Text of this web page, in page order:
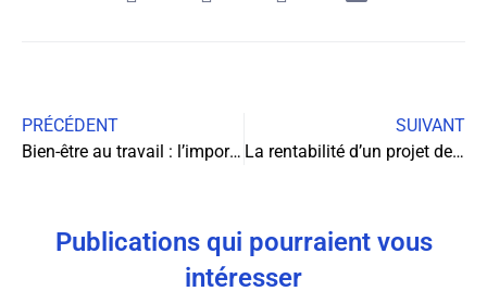
PRÉCÉDENT
Bien-être au travail : l’importance de prendre soin de ses salariés
SUIVANT
La rentabilité d’un projet de création d’entreprise : enjeux et stratégies pour maximiser les chances de succès
Publications qui pourraient vous
intéresser